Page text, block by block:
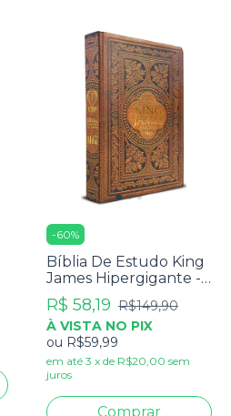
-60%
Bíblia De Estudo King
James Hipergigante -
Full Color - Capa Dura
Vintage
R$ 58,19 R$149,90
À VISTA NO PIX
ou R$59,99
em até 3 x de R$20,00 sem
juros